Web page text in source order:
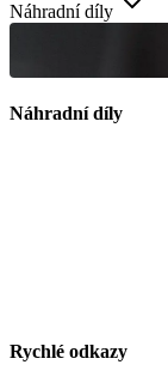
Náhradní díly
Náhradní díly
Rychlé odkazy